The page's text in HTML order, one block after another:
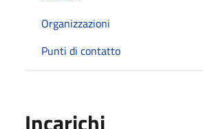
Organizzazioni
Punti di contatto